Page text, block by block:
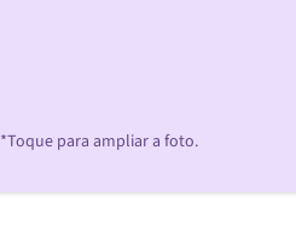
*Toque para ampliar a foto.